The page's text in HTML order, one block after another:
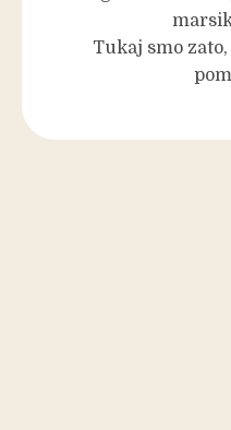
Tukaj smo